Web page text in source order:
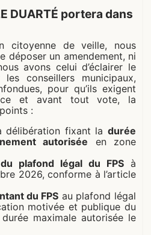
DUARTÉ portera dans
citoyenne de veille, nous
déposer un amendement, ni
avons celui d’éclairer le
conseillers municipaux,
pour qu’ils exigent
et avant tout vote, la
:
fixant la durée
autorisée en zone
plafond légal du FPS à
2026, conforme à l’article
du FPS au plafond légal
motivée et publique du
maximale autorisée le